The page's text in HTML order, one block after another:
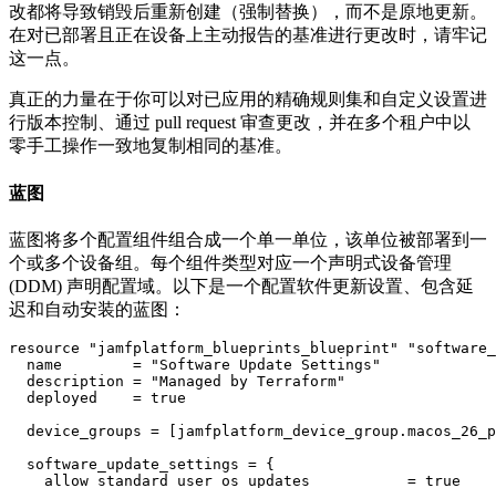
改都将导致销毁后重新创建（强制替换），而不是原地更新。
在对已部署且正在设备上主动报告的基准进行更改时，请牢记
这一点。
真正的力量在于你可以对已应用的精确规则集和自定义设置进
行版本控制、通过 pull request 审查更改，并在多个租户中以
零手工操作一致地复制相同的基准。
蓝图
蓝图将多个配置组件组合成一个单一单位，该单位被部署到一
个或多个设备组。每个组件类型对应一个声明式设备管理
(DDM) 声明配置域。以下是一个配置软件更新设置、包含延
迟和自动安装的蓝图：
resource "jamfplatform_blueprints_blueprint"
  name        = "Software Update Settings"
  description = "Managed by Terraform"
  deployed    = true
device_groups =
  software_update_settings = {
    allow_standard_user_os_updates           = true